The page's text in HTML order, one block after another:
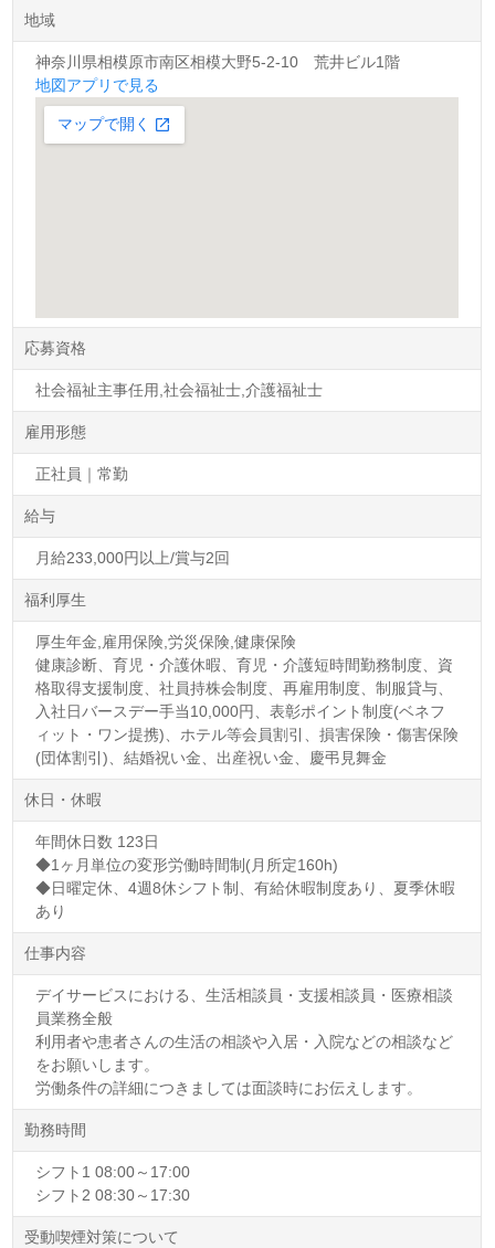
地域
神奈川県相模原市南区相模大野5-2-10 荒井ビル1階
地図アプリで見る
応募資格
社会福祉主事任用,社会福祉士,介護福祉士
雇用形態
正社員｜常勤
給与
月給233,000円以上/賞与2回
福利厚生
厚生年金,雇用保険,労災保険,健康保険
健康診断、育児・介護休暇、育児・介護短時間勤務制度、資
格取得支援制度、社員持株会制度、再雇用制度、制服貸与、
入社日バースデー手当10,000円、表彰ポイント制度(ベネフ
ィット・ワン提携)、ホテル等会員割引、損害保険・傷害保険
(団体割引)、結婚祝い金、出産祝い金、慶弔見舞金
休日・休暇
年間休日数 123日
◆1ヶ月単位の変形労働時間制(月所定160h)
◆日曜定休、4週8休シフト制、有給休暇制度あり、夏季休暇
あり
仕事内容
デイサービスにおける、生活相談員・支援相談員・医療相談
員業務全般
利用者や患者さんの生活の相談や入居・入院などの相談など
をお願いします。
労働条件の詳細につきましては面談時にお伝えします。
勤務時間
シフト1 08:00～17:00
シフト2 08:30～17:30
受動喫煙対策について